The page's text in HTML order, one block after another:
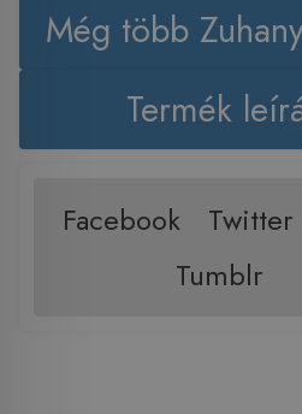
Még több
Termék
Facebook Twitter
Tumblr